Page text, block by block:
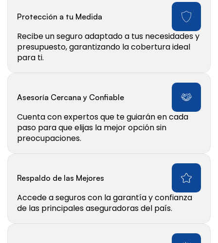
Protección a tu Medida
Recibe un seguro adaptado a tus necesidades y
presupuesto, garantizando la cobertura ideal
para ti.
Asesoría Cercana y Confiable
Cuenta con expertos que te guiarán en cada
paso para que elijas la mejor opción sin
preocupaciones.
Respaldo de las Mejores
Accede a seguros con la garantía y confianza
de las principales aseguradoras del país.